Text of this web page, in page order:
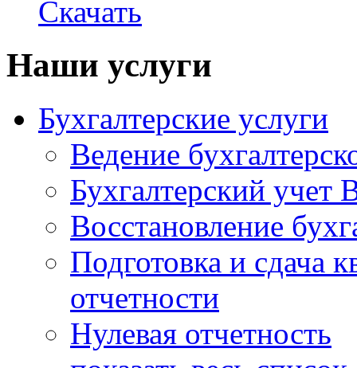
Скачать
Наши услуги
Бухгалтерские услуги
Ведение
Бухгалтерский учет
Восстановление
Подготовка и сдача
отчетности
Нулевая отчетность